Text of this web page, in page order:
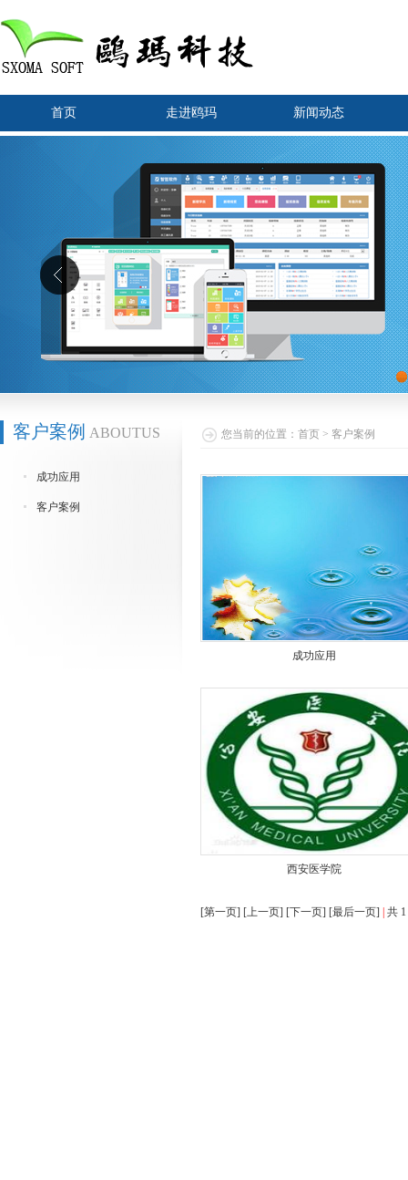
首页 走进鸥玛 新闻动态
1
客户案例 ABOUTUS
成功应用
客户案例
您当前的位置： 首页 > 客户案例
成功应用
西安医学院
[第一页] [上一页] [下一页] [最后一页] 共